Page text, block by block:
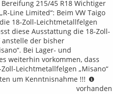
215/45 R18 Wichtiger
Line Limited“: Beim VW Taigo
18-Zoll-Leichtmetallfelgen
diese Ausstattung die 18-Zoll-
anstelle der bisher
Bei Lager- und
weiterhin vorkommen, dass
Leichtmetallfelgen „Misano“
um Kenntnisnahme !!!
Hinweis
vorhanden